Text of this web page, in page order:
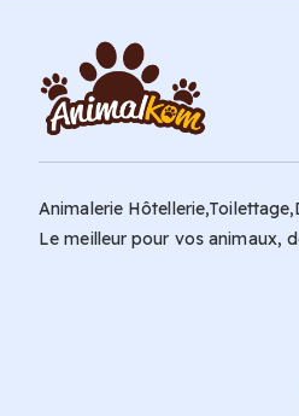
Animalerie
Le meilleur pour vos animaux,